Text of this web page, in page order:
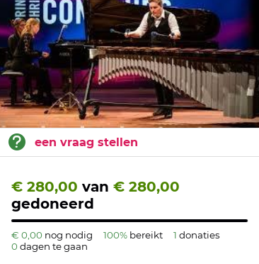
een vraag stellen
€ 280,00 van € 280,00
gedoneerd
€ 0,00 nog nodig 100% bereikt 1 donaties
0 dagen te gaan